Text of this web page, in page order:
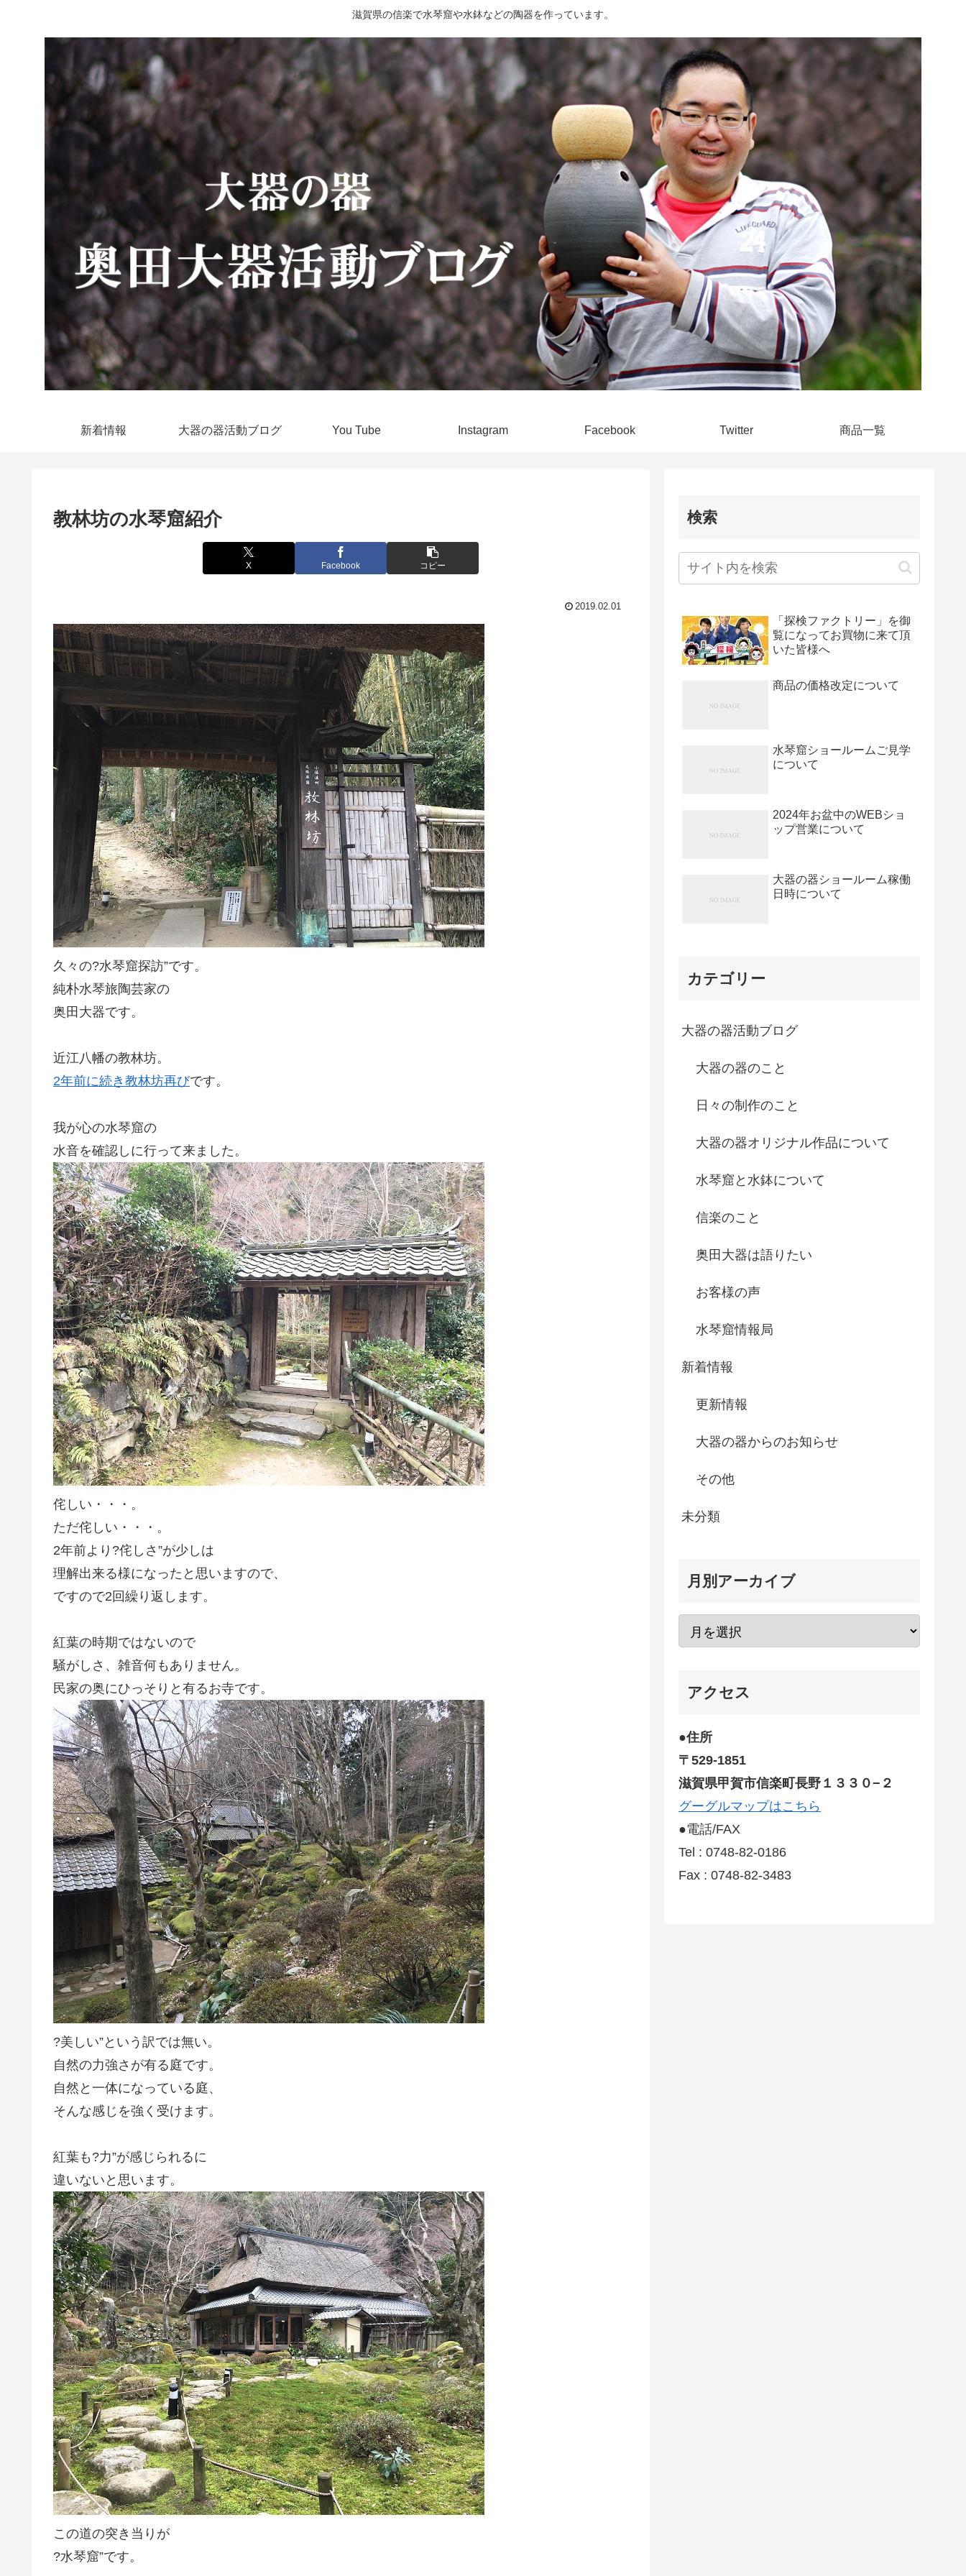
滋賀県の信楽で水琴窟や水鉢などの陶器を作っています。
新着情報 大器の器活動ブログ You Tube Instagram Facebook Twitter 商品一覧
教林坊の水琴窟紹介
X Facebook コピー
2019.02.01
久々の?水琴窟探訪”です。
純朴水琴旅陶芸家の
奥田大器です。
近江八幡の教林坊。
2年前に続き教林坊再びです。
我が心の水琴窟の
水音を確認しに行って来ました。
侘しい・・・。
ただ侘しい・・・。
2年前より?侘しさ”が少しは
理解出来る様になったと思いますので、
ですので2回繰り返します。
紅葉の時期ではないので
騒がしさ、雑音何もありません。
民家の奥にひっそりと有るお寺です。
?美しい”という訳では無い。
自然の力強さが有る庭です。
自然と一体になっている庭、
そんな感じを強く受けます。
紅葉も?力”が感じられるに
違いないと思います。
この道の突き当りが
?水琴窟”です。
検索
「探検ファクトリー」を御
覧になってお買物に来て頂
いた皆様へ
商品の価格改定について
水琴窟ショールームご見学
について
2024年お盆中のWEBショ
ップ営業について
大器の器ショールーム稼働
日時について
カテゴリー
大器の器活動ブログ
大器の器のこと
日々の制作のこと
大器の器オリジナル作品について
水琴窟と水鉢について
信楽のこと
奥田大器は語りたい
お客様の声
水琴窟情報局
新着情報
更新情報
大器の器からのお知らせ
その他
未分類
月別アーカイブ
アクセス
●住所
〒529-1851
滋賀県甲賀市信楽町長野１３３０−２
グーグルマップはこちら
●電話/FAX
Tel : 0748-82-0186
Fax : 0748-82-3483